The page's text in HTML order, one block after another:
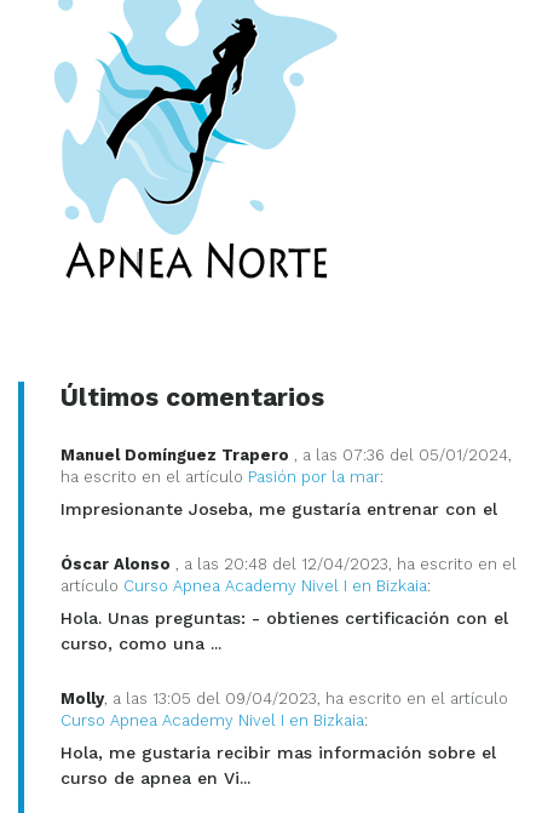
Últimos comentarios
Manuel Domínguez Trapero
, a las 07:36 del 05/01/2024,
ha escrito en el artículo Pasión por la mar:
Impresionante Joseba, me gustaría entrenar con el
Óscar Alonso
, a las 20:48 del 12/04/2023, ha escrito en el
artículo Curso Apnea Academy Nivel I en Bizkaia:
Hola. Unas preguntas: - obtienes certificación con el
curso, como una ...
Molly, a las 13:05 del 09/04/2023, ha escrito en el artículo
Curso Apnea Academy Nivel I en Bizkaia:
Hola, me gustaria recibir mas información sobre el
curso de apnea en Vi...